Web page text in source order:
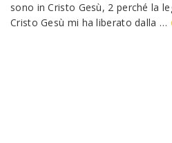
sono in Cristo Gesù, 2 perché la
Cristo Gesù mi ha liberato dalla …